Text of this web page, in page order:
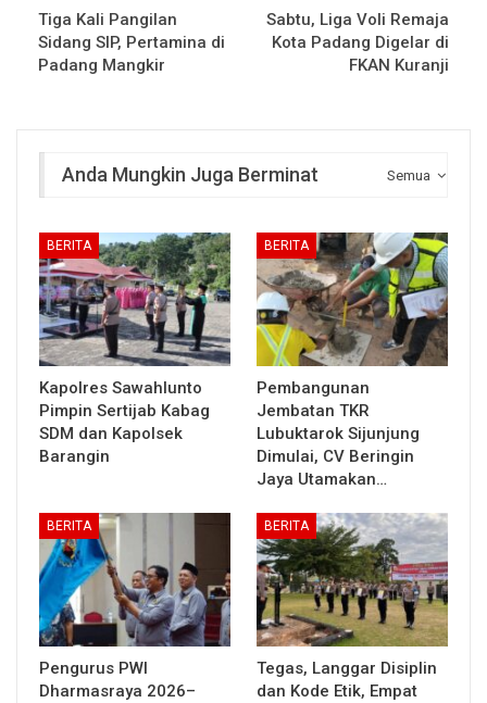
Tiga Kali Pangilan
Sidang SIP, Pertamina di
Padang Mangkir
Sabtu, Liga Voli Remaja
Kota Padang Digelar di
FKAN Kuranji
Semua
Anda Mungkin Juga Berminat
BERITA
Kapolres Sawahlunto
Pimpin Sertijab Kabag
SDM dan Kapolsek
Barangin
BERITA
Pembangunan
Jembatan TKR
Lubuktarok Sijunjung
Dimulai, CV Beringin
Jaya Utamakan…
BERITA
Pengurus PWI
Dharmasraya 2026–
BERITA
Tegas, Langgar Disiplin
dan Kode Etik, Empat